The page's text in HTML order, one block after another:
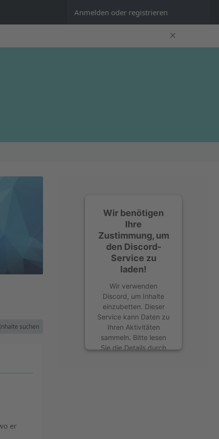
✕
Anmelden oder registrieren
Inhalte suchen
er
Wir benötigen
Ihre
Zustimmung, um
den Discord-
Service zu
laden!
Wir verwenden
Discord, um Inhalte
einzubetten. Dieser
Service kann Daten zu
Ihren Aktivitäten
sammeln. Bitte lesen
Sie die Details durch